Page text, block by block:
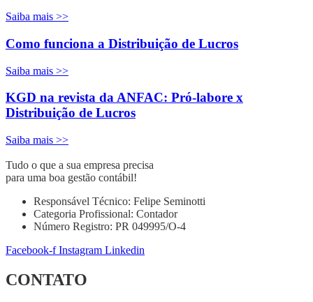
Saiba mais >>
Como funciona a Distribuição de Lucros
Saiba mais >>
KGD na revista da ANFAC: Pró-labore x
Distribuição de Lucros
Saiba mais >>
Tudo o que a sua empresa precisa
para uma boa gestão contábil!
Responsável Técnico: Felipe Seminotti
Categoria Profissional: Contador
Número Registro: PR 049995/O-4
Facebook-f Instagram Linkedin
CONTATO